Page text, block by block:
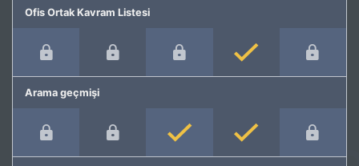
Ofis Ortak Kavram Listesi
Arama geçmişi